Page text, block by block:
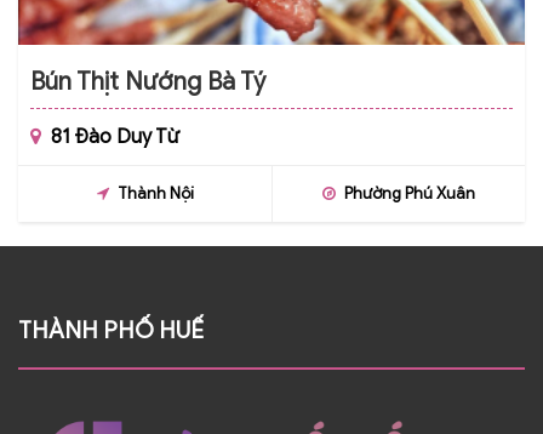
Bún Thịt Nướng Bà Tý
81 Đào Duy Từ
Thành Nội Phường Phú Xuân
THÀNH PHỐ HUẾ